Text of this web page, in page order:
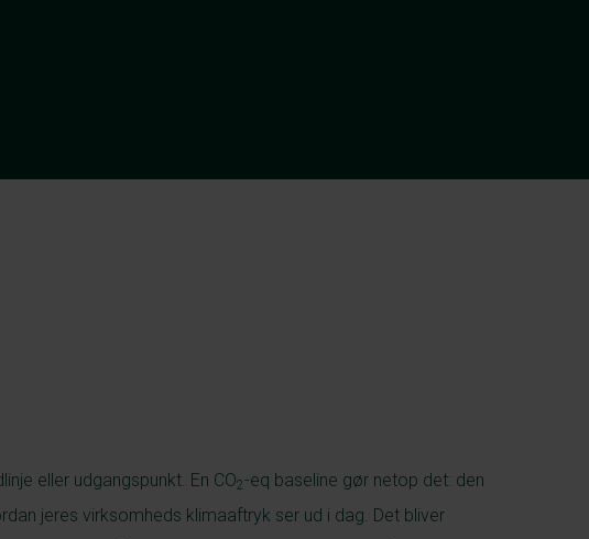
eller udgangspunkt. En CO2-eq baseline gør netop det: den
jeres virksomheds klimaaftryk ser ud i dag. Det bliver